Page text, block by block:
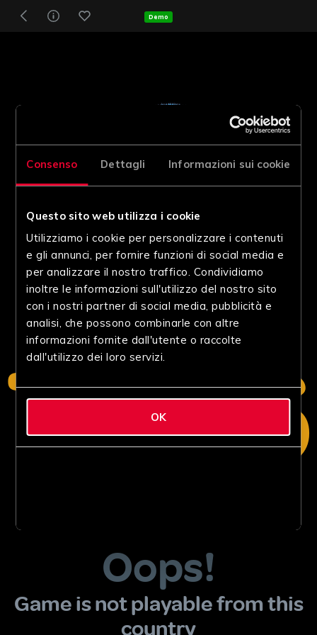
Consenso Dettagli Informazioni sui cookie
Questo sito web utilizza i cookie
Utilizziamo i cookie per personalizzare i contenuti
e gli annunci, per fornire funzioni di social media e
per analizzare il nostro traffico. Condividiamo
inoltre le informazioni sull'utilizzo del nostro sito
con i nostri partner di social media, pubblicità e
analisi, che possono combinarle con altre
informazioni fornite dall'utente o raccolte
dall'utilizzo dei loro servizi.
OK
Demo